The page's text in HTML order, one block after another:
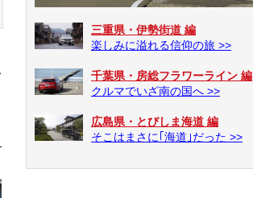
三重県・伊勢街道 編
楽しみに溢れる信仰の旅 >>
千葉県・房総フラワーライン 編
クルマでいざ南の国へ >>
広島県・とびしま海道 編
そこはまさに｢海道｣だった >>